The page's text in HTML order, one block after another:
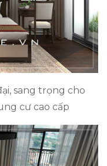
sang trọng cho
cư cao cấp